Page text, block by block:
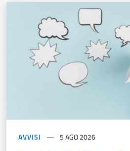
AVVISI 5 AGO 2026